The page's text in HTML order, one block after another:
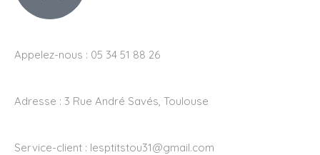
Appelez-nous : 05 34 51 88 26
Adresse : 3 Rue André Savés, Toulouse
Service-client : lesptitstou31@gmail.com